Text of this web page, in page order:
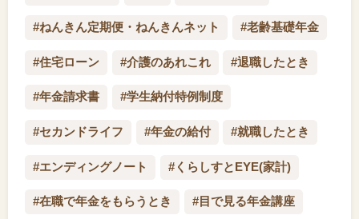
#ねんきん定期便・ねんきんネット #老齢基礎年金
#住宅ローン #介護のあれこれ #退職したとき
#年金請求書 #学生納付特例制度
#セカンドライフ #年金の給付 #就職したとき
#エンディングノート #くらしすとEYE(家計)
#在職で年金をもらうとき #目で見る年金講座